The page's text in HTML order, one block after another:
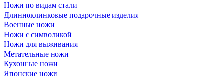
Ножи по видам стали
Длинноклинковые подарочные изделия
Военные ножи
Ножи с символикой
Ножи для выживания
Метательные ножи
Кухонные ножи
Японские ножи